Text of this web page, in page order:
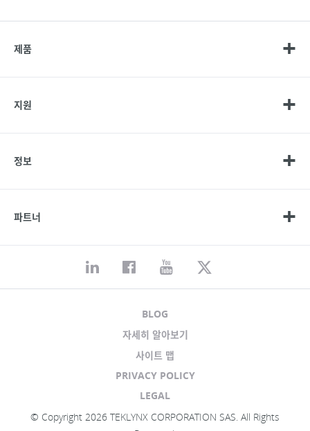
제품
지원
정보
파트너
© Copyright 2026 TEKLYNX CORPORATION SAS. All Rights
BLOG
자세히 알아보기
사이트 맵
PRIVACY POLICY
LEGAL